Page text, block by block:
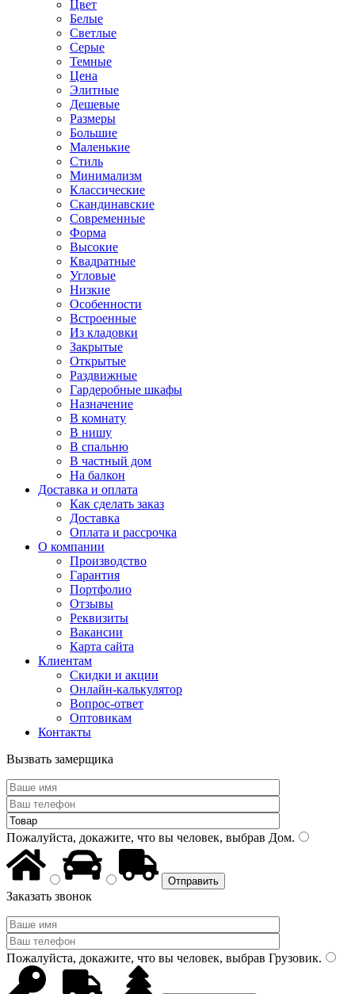
Цвет
Белые
Светлые
Серые
Темные
Цена
Элитные
Дешевые
Размеры
Большие
Маленькие
Стиль
Минимализм
Классические
Скандинавские
Современные
Форма
Высокие
Квадратные
Угловые
Низкие
Особенности
Встроенные
Из кладовки
Закрытые
Открытые
Раздвижные
Гардеробные шкафы
Назначение
В комнату
В нишу
В спальню
В частный дом
На балкон
Доставка и оплата
Как сделать заказ
Доставка
Оплата и рассрочка
О компании
Производство
Гарантия
Портфолио
Отзывы
Реквизиты
Вакансии
Карта сайта
Клиентам
Скидки и акции
Онлайн-калькулятор
Вопрос-ответ
Оптовикам
Контакты
Вызвать замерщика
Пожалуйста, докажите, что вы человек, выбрав Дом.
Заказать звонок
Пожалуйста, докажите, что вы человек, выбрав Грузовик.